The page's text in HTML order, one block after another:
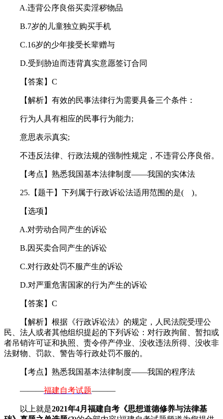
A.违背公序良俗买卖淫秽物品
B.7岁的儿童独立购买手机
C.16岁的少年接受长辈赠与
D.受到胁迫而违背真实意愿签订合同
【答案】C
【解析】有效的民事法律行为需要具备三个条件：
行为人具有相应的民事行为能力;
意思表示真实;
不违反法律、行政法规的强制性规定，不违背公序良俗。
【考点】熟悉我国基本法律制度——我国的实体法
25.【题干】下列属于行政诉讼法适用范围的是( )。
【选项】
A.对劳动合同产生的诉讼
B.因买卖合同产生的诉讼
C.对行政处罚不服产生的诉讼
D.对严重危害国家的行为产生的诉讼
【答案】C
【解析】根据《行政诉讼法》的规定，人民法院受理公
民、法人或者其他组织提起的下列诉讼：对行政拘留、暂扣或
者吊销许可证和执照、责令停产停业、没收违法所得、没收非
法财物、罚款、警告等行政处罚不服的。
【考点】熟悉我国基本法律制度——我国的程序法
———福建自考试题———
以上就是2021年4月福建自考《思想道德修养与法律基